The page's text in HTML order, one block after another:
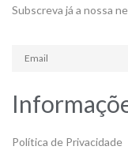
Subscreva já a nossa
Política de Privacidade